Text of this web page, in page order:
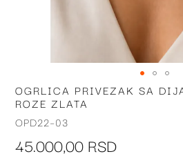
Skip
to
the
of
OGRLICA PRIVEZAK SA
ROZE ZLATA
OPD22-03
45.000,00 RSD